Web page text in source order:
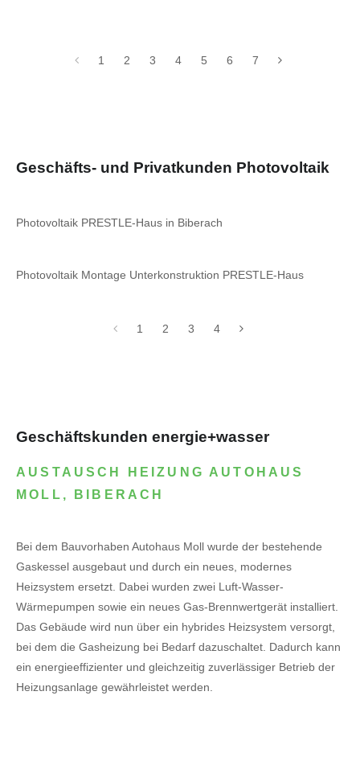
1 2 3 4 5 6 7
Geschäfts- und Privatkunden Photovoltaik
Photovoltaik PRESTLE-Haus in Biberach
Photovoltaik Montage Unterkonstruktion PRESTLE-Haus
1 2 3 4
Geschäftskunden energie+wasser
AUSTAUSCH HEIZUNG AUTOHAUS
MOLL, BIBERACH
Bei dem Bauvorhaben Autohaus Moll wurde der bestehende
Gaskessel ausgebaut und durch ein neues, modernes
Heizsystem ersetzt. Dabei wurden zwei Luft-Wasser-
Wärmepumpen sowie ein neues Gas-Brennwertgerät installiert.
Das Gebäude wird nun über ein hybrides Heizsystem versorgt,
bei dem die Gasheizung bei Bedarf dazuschaltet. Dadurch kann
ein energieeffizienter und gleichzeitig zuverlässiger Betrieb der
Heizungsanlage gewährleistet werden.